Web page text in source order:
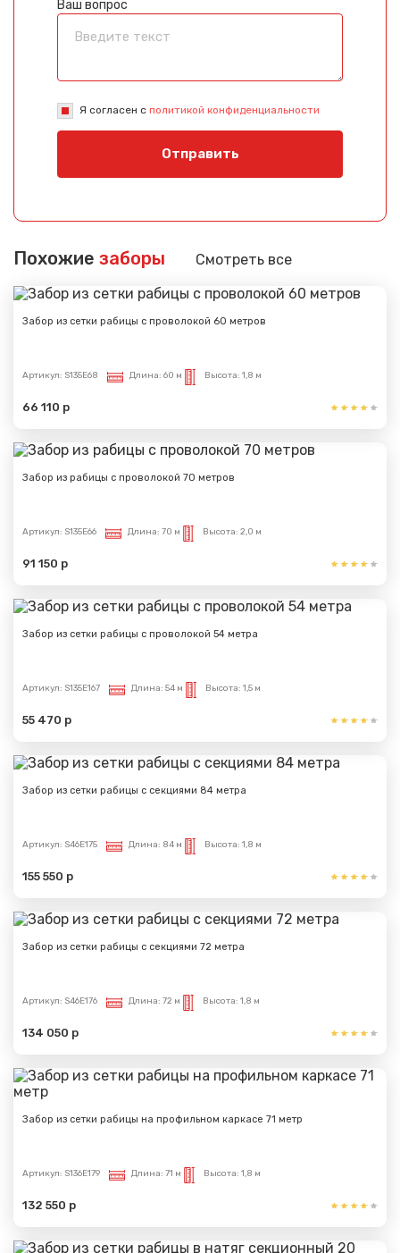
Ваш вопрос
Я согласен с политикой конфиденциальности
Отправить
Похожие заборы Смотреть все
Забор из сетки рабицы с проволокой 60 метров
Артикул: S135E68 Длина: 60 м Высота: 1,8 м
66 110 р
Забор из рабицы с проволокой 70 метров
Артикул: S135E66 Длина: 70 м Высота: 2,0 м
91 150 р
Забор из сетки рабицы с проволокой 54 метра
Артикул: S135E167 Длина: 54 м Высота: 1,5 м
55 470 р
Забор из сетки рабицы с секциями 84 метра
Артикул: S46E175 Длина: 84 м Высота: 1,8 м
155 550 р
Забор из сетки рабицы с секциями 72 метра
Артикул: S46E176 Длина: 72 м Высота: 1,8 м
134 050 р
Забор из сетки рабицы на профильном каркасе 71 метр
Артикул: S136E179 Длина: 71 м Высота: 1,8 м
132 550 р